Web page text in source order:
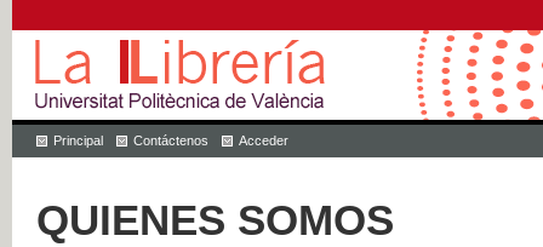
Principal Contáctenos Acceder
QUIENES SOMOS